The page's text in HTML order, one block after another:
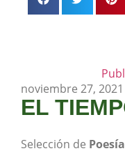
noviembre 27, 2021
EL
Selección de Poesía